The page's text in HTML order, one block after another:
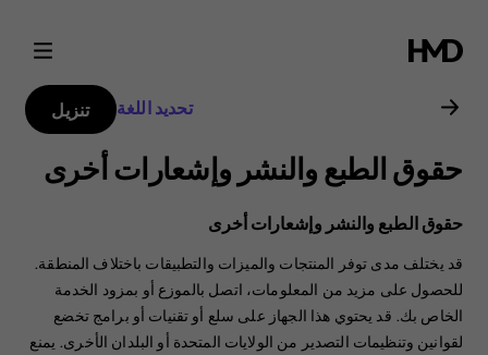
دليل
مستخدم
هاتف
Nokia
4.2
تحديد اللغة تنزيل
حقوق الطبع والنشر وإشعارات أخرى
حقوق الطبع والنشر وإشعارات أخرى
قد يختلف مدى توفر المنتجات والميزات والتطبيقات باختلاف المنطقة.
للحصول على مزيد من المعلومات، اتصل بالموزع أو بمزود الخدمة
الخاص بك. قد يحتوي هذا الجهاز على سلع أو تقنيات أو برامج تخضع
لقوانين وتنظيمات التصدير من الولايات المتحدة أو البلدان الأخرى. يمنع